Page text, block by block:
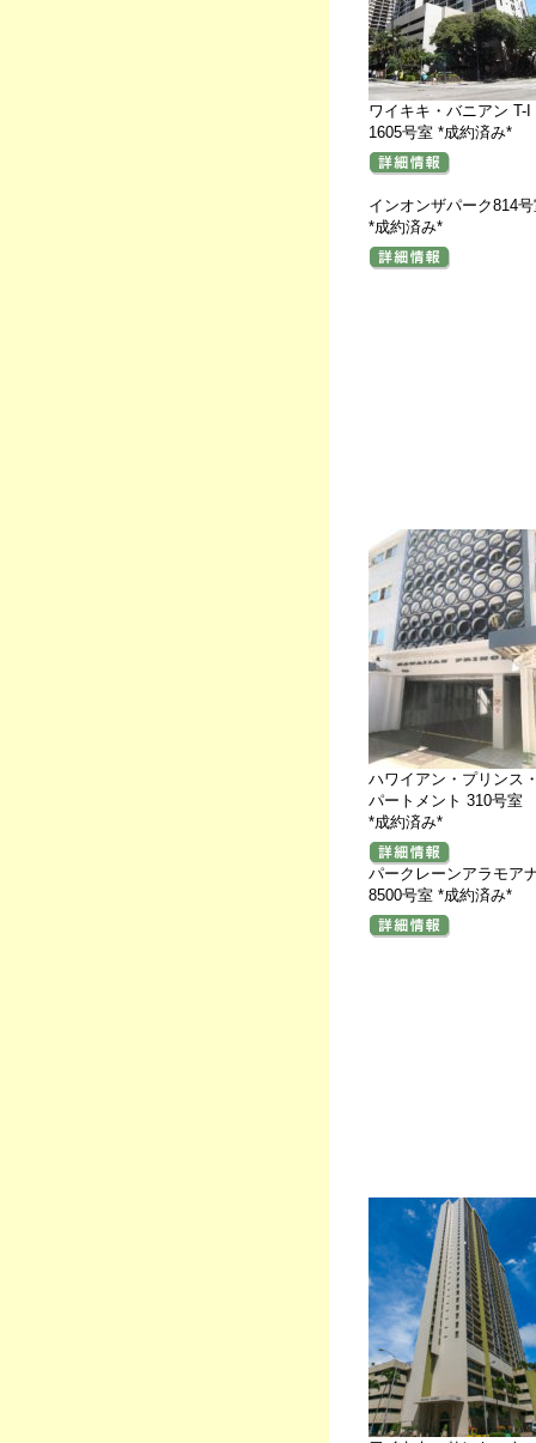
ワイキキ・バニアン T-I
1605号室 *成約済み*
インオンザパーク814
*成約済み*
ハワイアン・プリンス
パートメント 310号室
*成約済み*
パークレーンアラモア
8500号室 *成約済み*